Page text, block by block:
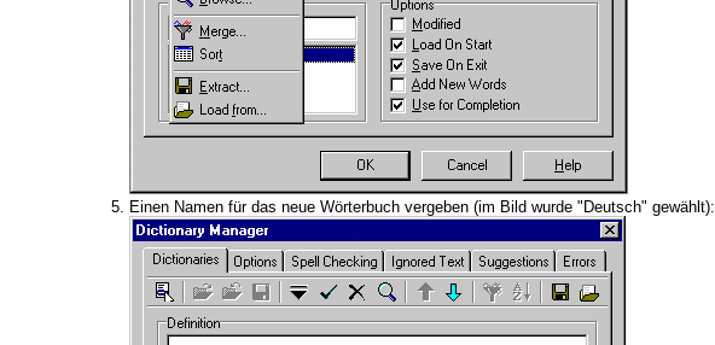
Einen Namen für das neue Wörterbuch vergeben (im Bild wurde "Deutsch" gewählt):